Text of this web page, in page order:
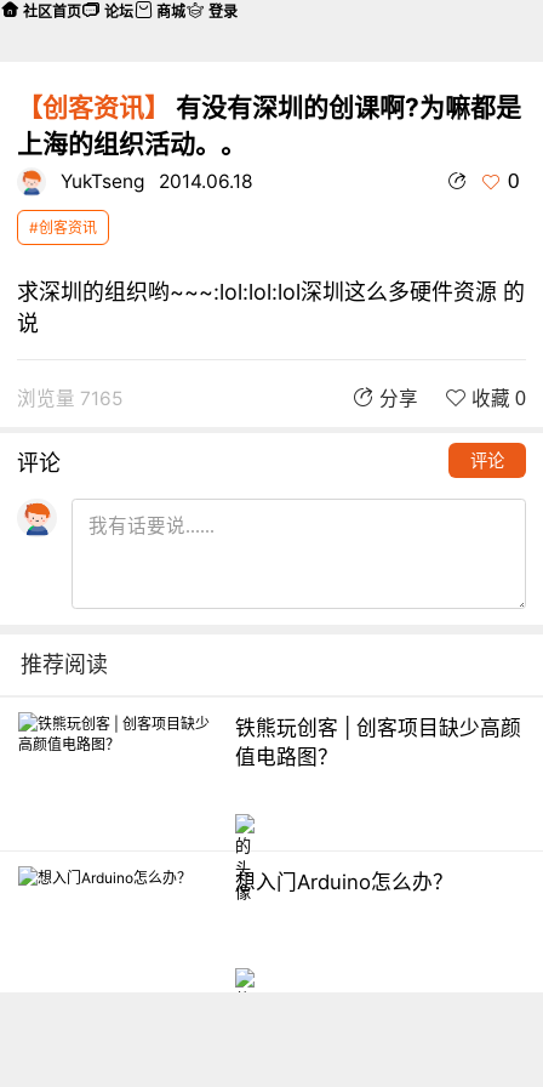
【创客资讯】
有没有深圳的创课啊?为嘛都是
上海的组织活动。。
YukTseng 2014.06.18 0
#创客资讯
求深圳的组织哟~~~:lol:lol:lol深圳这么多硬件资源 的
说
浏览量 7165 分享 收藏 0
评论 评论
推荐阅读
铁熊玩创客 | 创客项目缺少高颜
值电路图？
想入门Arduino怎么办？
社区首页 论坛 商城 登录